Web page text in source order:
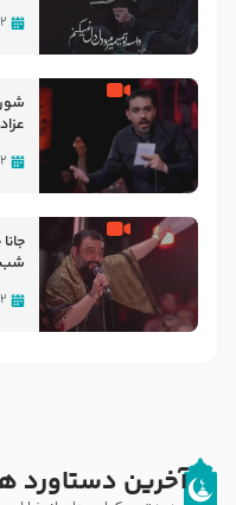
۱۲
۱۲
۱۲
آخرین دستاورد